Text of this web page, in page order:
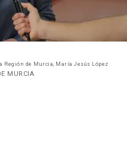
Región de Murcia, María Jesús López
MURCIA